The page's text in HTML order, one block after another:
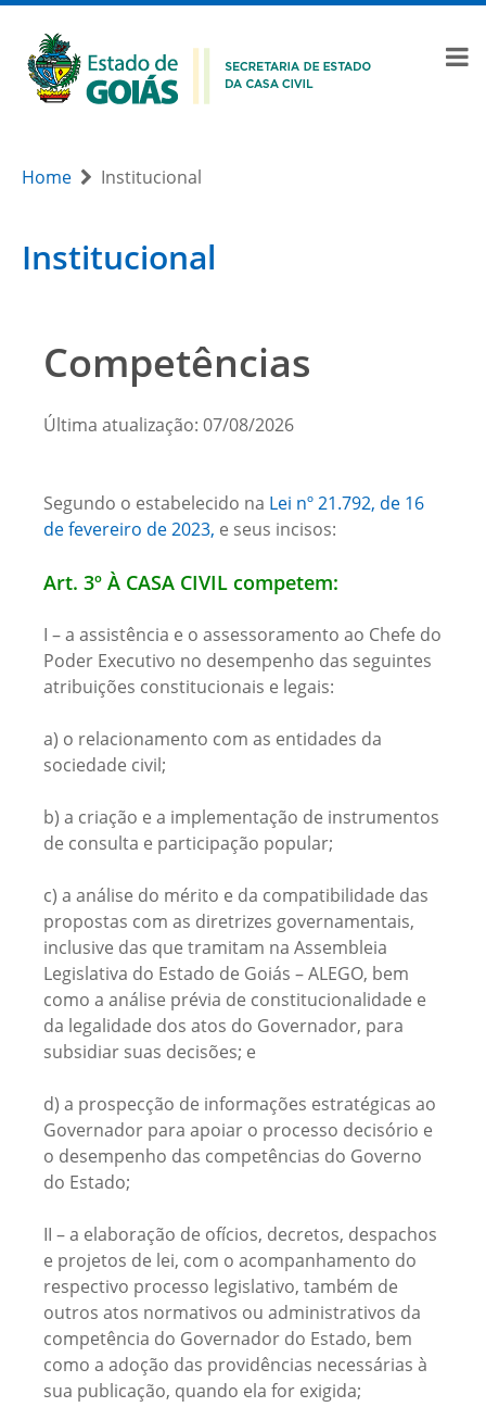
Home Institucional
Institucional
Competências
Última atualização: 07/08/2026
Segundo o estabelecido na Lei nº 21.792, de 16
de fevereiro de 2023, e seus incisos:
Art. 3º À CASA CIVIL competem:
I – a assistência e o assessoramento ao Chefe do
Poder Executivo no desempenho das seguintes
atribuições constitucionais e legais:
a) o relacionamento com as entidades da
sociedade civil;
b) a criação e a implementação de instrumentos
de consulta e participação popular;
c) a análise do mérito e da compatibilidade das
propostas com as diretrizes governamentais,
inclusive das que tramitam na Assembleia
Legislativa do Estado de Goiás – ALEGO, bem
como a análise prévia de constitucionalidade e
da legalidade dos atos do Governador, para
subsidiar suas decisões; e
d) a prospecção de informações estratégicas ao
Governador para apoiar o processo decisório e
o desempenho das competências do Governo
do Estado;
II – a elaboração de ofícios, decretos, despachos
e projetos de lei, com o acompanhamento do
respectivo processo legislativo, também de
outros atos normativos ou administrativos da
competência do Governador do Estado, bem
como a adoção das providências necessárias à
sua publicação, quando ela for exigida;